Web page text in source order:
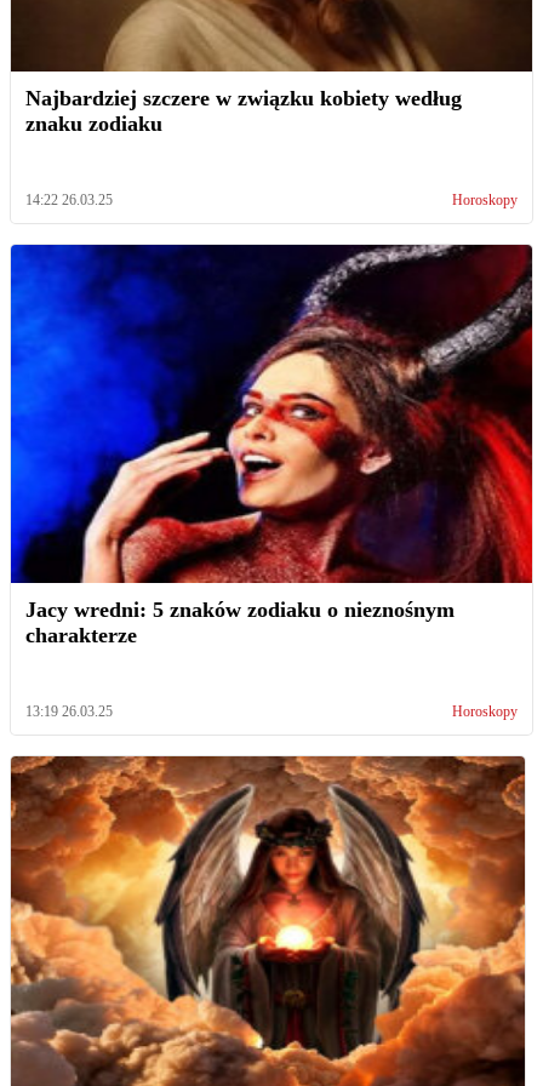
Najbardziej szczere w związku kobiety według
znaku zodiaku
14:22 26.03.25 Horoskopy
Jacy wredni: 5 znaków zodiaku o nieznośnym
charakterze
13:19 26.03.25 Horoskopy